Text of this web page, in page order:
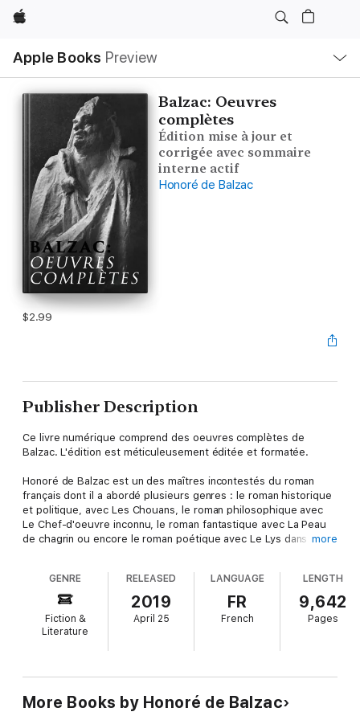
Apple
Apple Books Preview
Nav
Open
Menu
Balzac: Oeuvres
complètes
Édition mise à jour et
corrigée avec sommaire
interne actif
Honoré de Balzac
$2.99
Publisher Description
Ce livre numérique comprend des oeuvres complètes de
Balzac. L'édition est méticuleusement éditée et formatée.
Honoré de Balzac est un des maîtres incontestés du roman
français dont il a abordé plusieurs genres : le roman historique
et politique, avec Les Chouans, le roman philosophique avec
Le Chef-d'oeuvre inconnu, le roman fantastique avec La Peau
de chagrin ou encore le roman poétique avec Le Lys dans la
constituent une part très importante de son oeuvre, ont induit,
à tort, une classification réductrice d'" auteur réaliste", aspect
qui a notamment été attaqué et critiqué par le mouvement du
Nouveau roman dans les années 1960. Balzac a organisé ses
titre est une référence à La Divine Comédie de Dante. Son
l'état civil " selon la formule qu'il emploie dans l'avant-propos
de La Comédie humaine. Il a classé ses textes par ensembles
more
GENRE
Fiction &
Literature
RELEASED
2019
April 25
LANGUAGE
FR
French
LENGTH
9,642
Pages
More Books by Honoré de Balzac